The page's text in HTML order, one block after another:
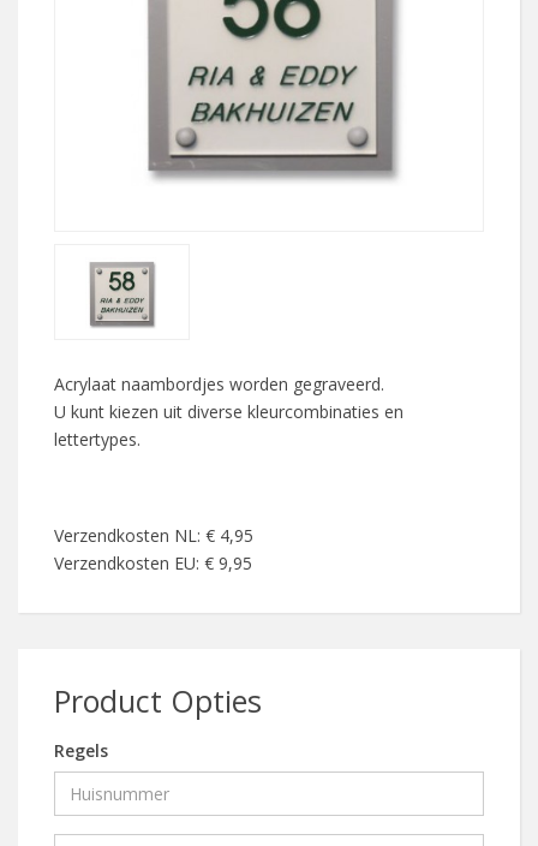
Acrylaat naambordjes worden gegraveerd.
U kunt kiezen uit diverse kleurcombinaties en
lettertypes.
Verzendkosten NL: € 4,95
Verzendkosten EU: € 9,95
Product Opties
Regels